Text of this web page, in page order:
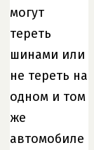
могут
тереть
шинами или
не тереть на
одном и том
же
автомобиле